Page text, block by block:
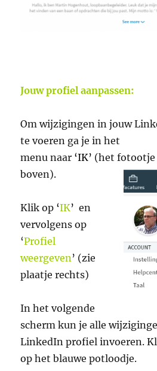
Jouw profiel aanpassen:
Om wijzigingen in jouw
te voeren ga je in het
menu naar ‘IK’ (het fotootje
boven).
Klik op ‘IK’ en
vervolgens op
‘Profiel
weergeven ’ (zie
plaatje rechts)
In het volgende
scherm kun je alle
LinkedIn profiel invoeren.
op het blauwe potloodje.